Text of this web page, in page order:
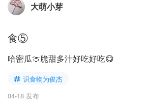
大萌小芽
食⑤
哈密瓜🍈脆甜多汁好吃好吃😋
识食物为俊杰
04-18 发布